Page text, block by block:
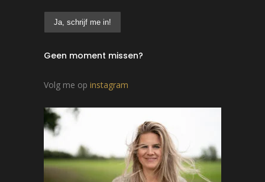
Geen moment missen?
Volg me op instagram